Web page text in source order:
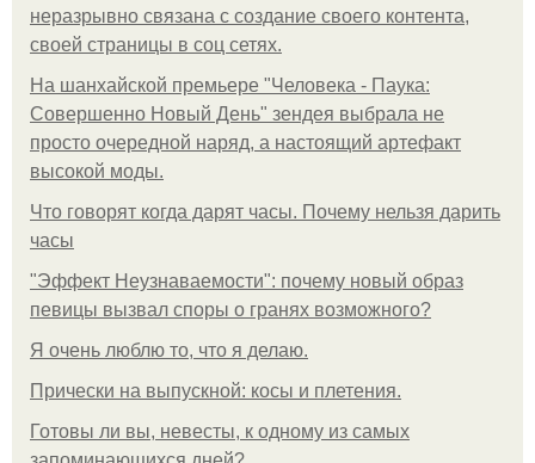
неразрывно связана с создание своего контента,
своей страницы в соц сетях.
На шанхайской премьере "Человека - Паука:
Совершенно Новый День" зендея выбрала не
просто очередной наряд, а настоящий артефакт
высокой моды.
Что говорят когда дарят часы. Почему нельзя дарить
часы
"Эффект Неузнаваемости": почему новый образ
певицы вызвал споры о гранях возможного?
Я очень люблю то, что я делаю.
Прически на выпускной: косы и плетения.
Готовы ли вы, невесты, к одному из самых